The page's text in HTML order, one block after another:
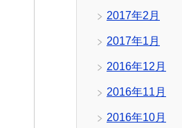
2017年2月
2017年1月
2016年12月
2016年11月
2016年10月